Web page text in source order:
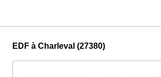
EDF à Charleval (27380)